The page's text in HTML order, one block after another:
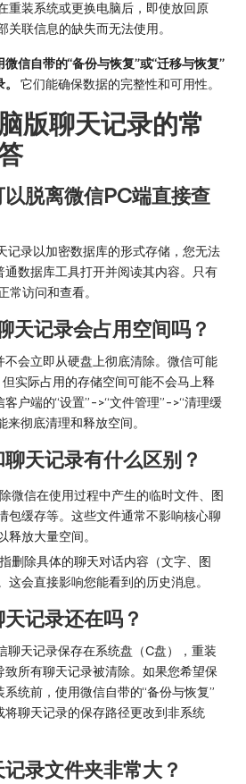
重装系统或更换电脑后，即使放回原
关联信息的缺失而无法使用。
信自带的“备份与恢复”或“迁移与恢复”
它们能确保数据的完整性和可用性。
版聊天记录的常
脱离微信PC端直接查
记录以加密数据库的形式存储，您无法
数据库工具打开并阅读其内容。只有
常访问和查看。
天记录会占用空间吗？
会立即从硬盘上彻底清除。微信可能
实际占用的存储空间可能不会马上释
户端的“设置”->“文件管理”->“清理缓
来彻底清理和释放空间。
天记录有什么区别？
微信在使用过程中产生的临时文件、图
包缓存等。这些文件通常不影响核心聊
释放大量空间。
删除具体的聊天对话内容（文字、图
这会直接影响您能看到的历史消息。
记录还在吗？
聊天记录保存在系统盘（C盘），重装
致所有聊天记录被清除。如果您希望保
统前，使用微信自带的“备份与恢复”
聊天记录的保存路径更改到非系统
录文件夹非常大？